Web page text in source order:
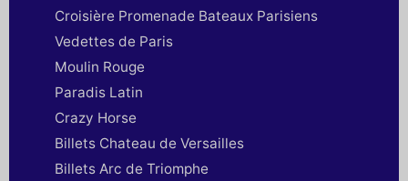
Croisière Promenade Bateaux Parisiens
Vedettes de Paris
Moulin Rouge
Paradis Latin
Crazy Horse
Billets Chateau de Versailles
Billets Arc de Triomphe